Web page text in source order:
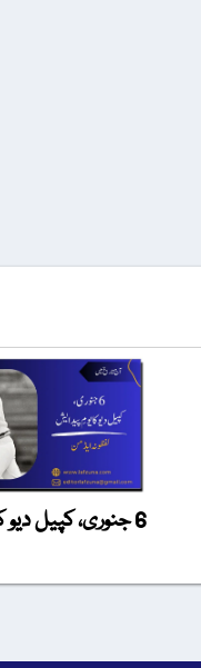
6 جنوری، کپیل دیو کا یومِ پیدایش